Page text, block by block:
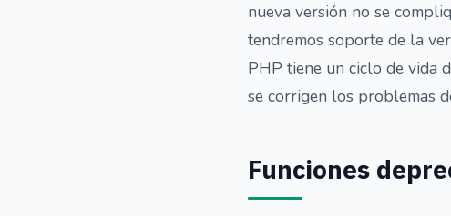
nueva versión no se
tendremos soporte de la
PHP tiene un ciclo de vida
se corrigen los problemas
Funciones